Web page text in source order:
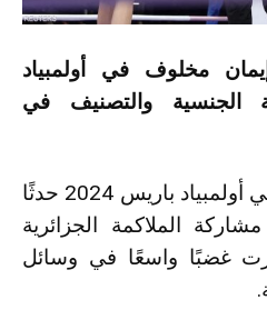
مخلوف في أولمبياد
إشكالية الجنسية والتصنيف في
شهدت بطولة الملاكمة في أولمبياد باريس 2024 حدثًا
الملاكمة الجزائرية
غضبًا واسعًا في وسائل